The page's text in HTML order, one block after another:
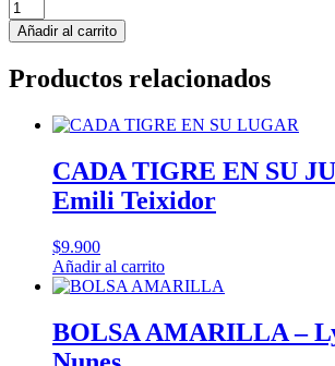
MICKEY
MOUSE
SIEMPRE
CAJA
cantidad
Añadir al carrito
Productos relacionados
CADA TIGRE EN SU
Emili Teixidor
$9.900
Añadir al carrito
BOLSA AMARILLA –